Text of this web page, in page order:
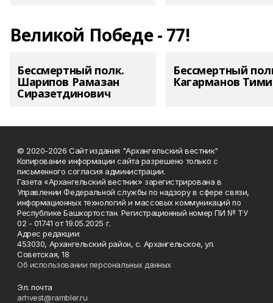
Великой Победе - 77!
Бессмертный полк.
Шарипов Рамазан
Сиразетдинович
Бессмертный
Кагарманов
© 2020-2026 Сайт издания "Архангельский вестник"
Копирование информации сайта разрешено только с
письменного согласия администрации.
Газета «Архангельский вестник» зарегистрирована в
Управлении Федеральной службы по надзору в сфере связи,
информационных технологий и массовых коммуникаций по
Республике Башкортостан. Регистрационный номер ПИ № ТУ
02 - 01741 от 19.05.2025 г.
Адрес редакции:
453030, Архангельский район, с. Архангельское, ул.
Советская, 18
Об использовании персональных данных
Эл. почта
arhvest@rambler.ru